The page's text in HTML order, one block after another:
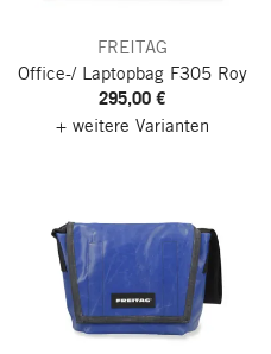
FREITAG
Office-/ Laptopbag F305 Roy
295,00 €
+ weitere Varianten